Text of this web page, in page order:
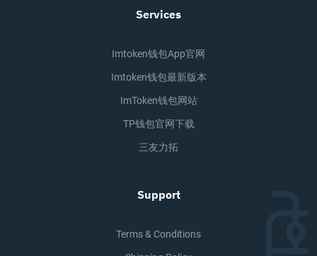
Services
Imtoken钱包app官网
Imtoken钱包最新版本
ImToken钱包网站
TP钱包官网下载
三友力拓
Support
Terms & Conditions